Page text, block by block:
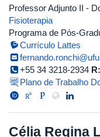
Professor Adjunto II -
Fisioterapia
Programa de Pós-
Currículo Lattes
+55 34 3218-2934 R:
Plano de Trabalho
Célia Regina